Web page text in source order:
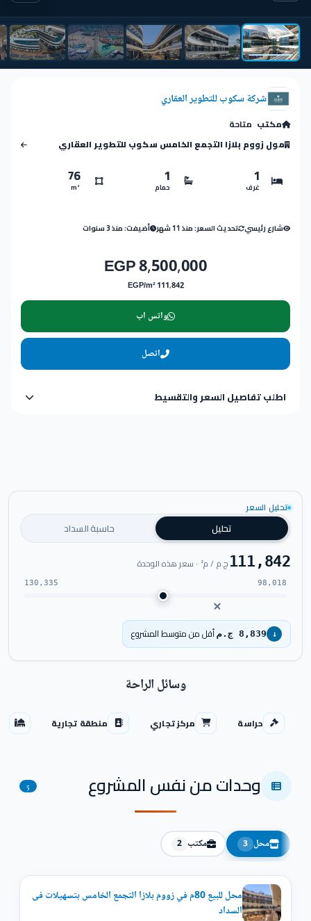
شركة سكوب للتطوير العقاري
مكتب متاحة
مول زووم بلازا التجمع الخامس سكوب للتطوير العقاري
1
غرف
1
حمام
76
m²
شارع رئيسي تحديث السعر: منذ 11 شهر أضيفت: منذ 3 سنوات
8,500,000 EGP
111,842 EGP/m²
واتس اب
اتصل
اطلب تفاصيل السعر والتقسيط
تحليل السعر
تحليل حاسبة السداد
111,842ج.م / م² · سعر هذه الوحدة
98,018
130,335
↓ 8,839 ج.م أقل من متوسط المشروع
وسائل الراحة
حراسة مركز تجاري منطقة تجارية
وحدات من نفس المشروع 5
محل 3 مكتب 2
محل للبيع 80م في زووم بلازا التجمع الخامس بتسهيلات فى
السداد